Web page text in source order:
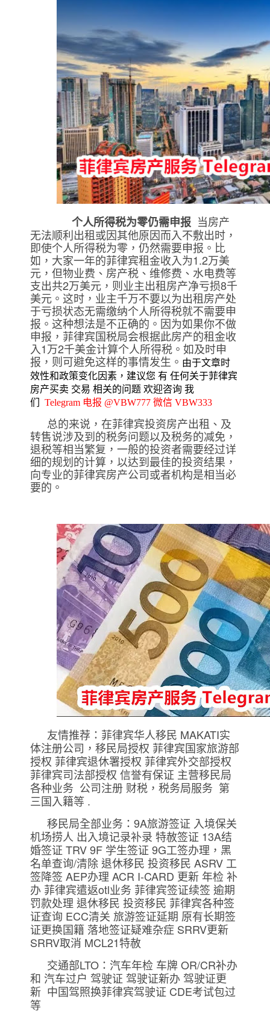
个人所得税为零仍需申报 当房产
无法顺利出租或因其他原因而入不敷出时，
即使个人所得税为零，仍然需要申报。比
如，大家一年的菲律宾租金收入为1.2万美
元，但物业费、房产税、维修费、水电费等
支出共2万美元，则业主出租房产净亏损8千
美元。这时，业主千万不要以为出租房产处
于亏损状态无需缴纳个人所得税就不需要申
报。这种想法是不正确的。因为如果你不做
申报，菲律宾国税局会根据此房产的租金收
入1万2千美金计算个人所得税。如及时申
报，则可避免这样的事情发生。 由于文章时
效性和政策变化因素，建议您 有 任何关于菲律宾
房产买卖 交易 相关的问题 欢迎咨询 我
们
Telegram 电报 @VBW777 微信 VBW333
总的来说，在菲律宾投资房产出租、及
转售说涉及到的税务问题以及税务的减免，
退税等相当繁复，一般的投资者需要经过详
细的规划的计算，以达到最佳的投资结果，
向专业的菲律宾房产公司或者机构是相当必
要的。
友情推荐：菲律宾华人移民 MAKATI实
体注册公司，移民局授权 菲律宾国家旅游部
授权 菲律宾退休署授权 菲律宾外交部授权
菲律宾司法部授权 信誉有保证 主营移民局
各种业务 公司注册 财税，税务局服务 第
三国入籍等 .
移民局全部业务：9A旅游签证 入境保关
机场捞人 出入境记录补录 特赦签证 13A结
婚签证 TRV 9F 学生签证 9G工签办理，黑
名单查询/清除 退休移民 投资移民 ASRV 工
签降签 AEP办理 ACR I-CARD 更新 年检 补
办 菲律宾遣返otl业务 菲律宾签证续签 逾期
罚款处理 退休移民 投资移民 菲律宾各种签
证查询 ECC清关 旅游签证延期 原有长期签
证更换国籍 落地签证疑难杂症 SRRV更新
SRRV取消 MCL21特赦
交通部LTO：汽车年检 车牌 OR/CR补办
和 汽车过户 驾驶证 驾驶证新办 驾驶证更
新 中国驾照换菲律宾驾驶证 CDE考试包过
等